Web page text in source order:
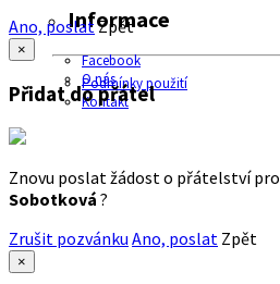
Informace
Facebook
O nás
Podmínky použití
Kontakt
Ano, poslatZpět
×
Přidat do přátel
Znovu poslat žádost o přátelství pro
Sobotková ?
Zrušit pozvánku Ano, poslat Zpět
×